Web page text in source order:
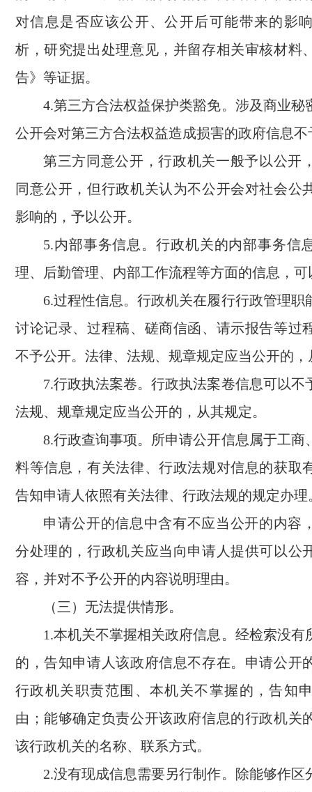
对信息是否应该公开、公开后可能带来的影
析，研究提出处理意见，并留存相关审核材料
告》等证据。
4.第三方合法权益保护类豁免。涉及商业秘
公开会对第三方合法权益造成损害的政府信息不
第三方同意公开，行政机关一般予以公开
同意公开，但行政机关认为不公开会对社会公
影响的，予以公开。
5.内部事务信息。行政机关的内部事务信
理、后勤管理、内部工作流程等方面的信息，
6.过程性信息。行政机关在履行行政管理职
讨论记录、过程稿、磋商信函、请示报告等过
不予公开。法律、法规、规章规定应当公开的，
7.行政执法案卷。行政执法案卷信息可以不
法规、规章规定应当公开的，从其规定。
8.行政查询事项。所申请公开信息属于工商
料等信息，有关法律、行政法规对信息的获取
告知申请人依照有关法律、行政法规的规定办理
申请公开的信息中含有不应当公开的内容
分处理的，行政机关应当向申请人提供可以公
容，并对不予公开的内容说明理由。
（三）无法提供情形。
1.本机关不掌握相关政府信息。经检索没有
的，告知申请人该政府信息不存在。申请公开
行政机关职责范围、本机关不掌握的，告知
由；能够确定负责公开该政府信息的行政机关
该行政机关的名称、联系方式。
2.没有现成信息需要另行制作。除能够作区